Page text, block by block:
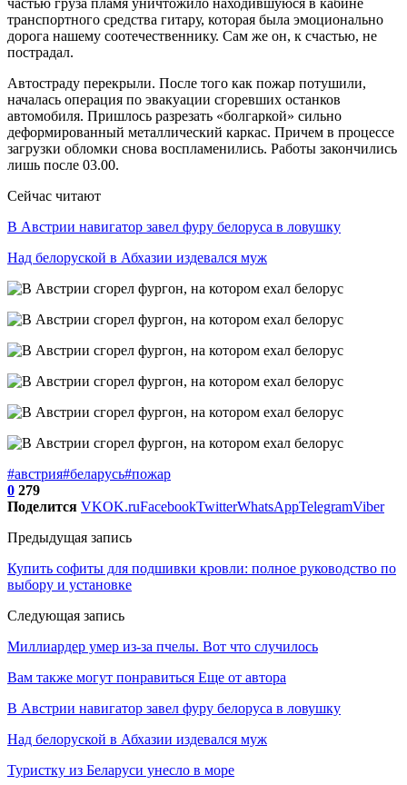
транспортного средства гитару, которая была эмоционально
дорога нашему соотечественнику. Сам же он, к счастью, не
пострадал.
Автостраду перекрыли. После того как пожар потушили,
началась операция по эвакуации сгоревших останков
автомобиля. Пришлось разрезать «болгаркой» сильно
деформированный металлический каркас. Причем в процессе
загрузки обломки снова воспламенились. Работы закончились
лишь после 03.00.
Сейчас читают
В Австрии навигатор завел фуру белоруса в ловушку
Над белоруской в Абхазии издевался муж
#австрия#беларусь#пожар
0 279
Поделится VKOK.ruFacebookTwitterWhatsAppTelegramViber
Предыдущая запись
Купить софиты для подшивки кровли: полное руководство по
выбору и установке
Следующая запись
Миллиардер умер из-за пчелы. Вот что случилось
Вам также могут понравиться Еще от автора
В Австрии навигатор завел фуру белоруса в ловушку
Над белоруской в Абхазии издевался муж
Туристку из Беларуси унесло в море